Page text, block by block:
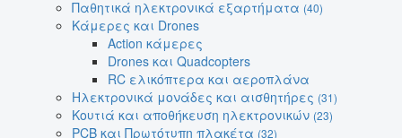
Παθητικά ηλεκτρονικά εξαρτήματα (40)
Κάμερες και Drones
Action κάμερες
Drones και Quadcopters
RC ελικόπτερα και αεροπλάνα
Ηλεκτρονικά μονάδες και αισθητήρες (31)
Κουτιά και αποθήκευση ηλεκτρονικών (23)
PCB και Πρωτότυπη πλακέτα (32)